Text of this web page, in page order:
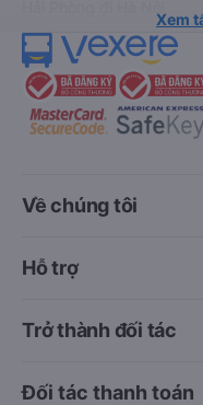
Xem
Về chúng tôi
Hỗ trợ
Trở thành đối tác
Đối tác thanh toán